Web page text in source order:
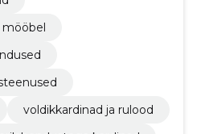
voldikkardinad ja rulood